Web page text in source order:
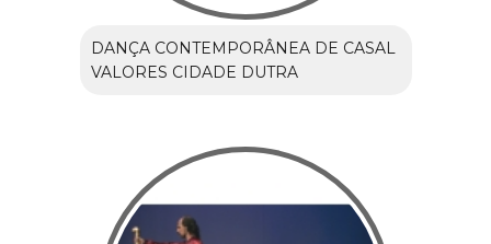
DANÇA CONTEMPORÂNEA DE CASAL
VALORES CIDADE DUTRA